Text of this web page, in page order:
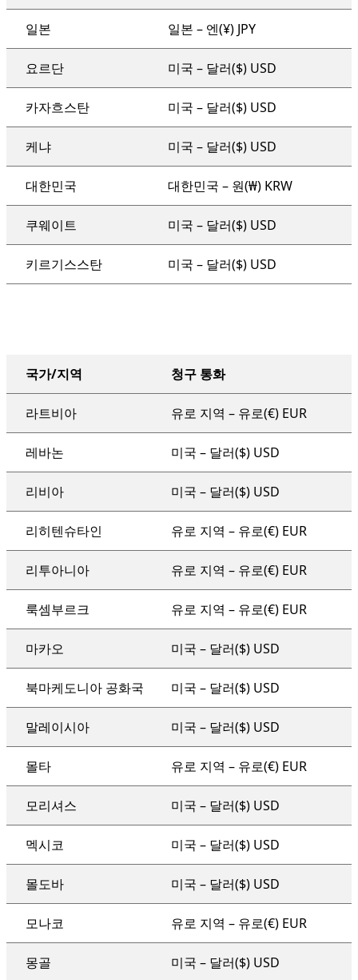
일본 일본 – 엔(¥) JPY
요르단 미국 – 달러($) USD
카자흐스탄 미국 – 달러($) USD
케냐 미국 – 달러($) USD
대한민국 대한민국 – 원(₩) KRW
쿠웨이트 미국 – 달러($) USD
키르기스스탄 미국 – 달러($) USD
국가/지역 청구 통화
라트비아 유로 지역 – 유로(€) EUR
레바논 미국 – 달러($) USD
리비아 미국 – 달러($) USD
리히텐슈타인 유로 지역 – 유로(€) EUR
리투아니아 유로 지역 – 유로(€) EUR
룩셈부르크 유로 지역 – 유로(€) EUR
마카오 미국 – 달러($) USD
북마케도니아 공화국 미국 – 달러($) USD
말레이시아 미국 – 달러($) USD
몰타 유로 지역 – 유로(€) EUR
모리셔스 미국 – 달러($) USD
멕시코 미국 – 달러($) USD
몰도바 미국 – 달러($) USD
모나코 유로 지역 – 유로(€) EUR
몽골 미국 – 달러($) USD